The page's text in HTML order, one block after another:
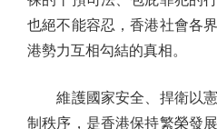
也絕不能容忍，香港社會各
港勢力互相勾結的真相。
維護國家安全、捍衛以憲
制秩序，是香港保持繁榮發